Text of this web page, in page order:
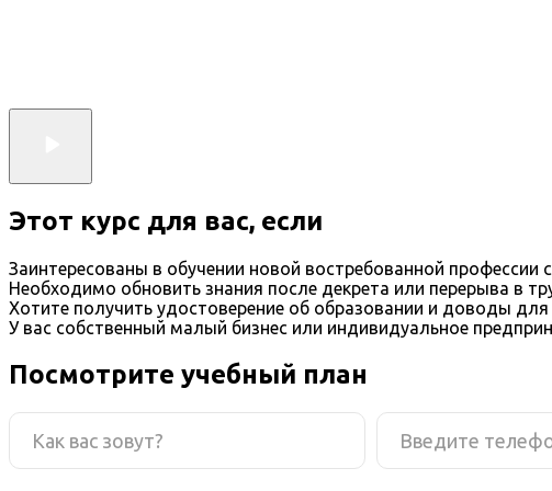
Этот курс для вас, если
Заинтересованы в обучении новой востребованной профессии
Необходимо обновить знания после декрета или перерыва в
Хотите получить удостоверение об образовании и доводы
У вас собственный малый бизнес или индивидуальное
Посмотрите учебный план